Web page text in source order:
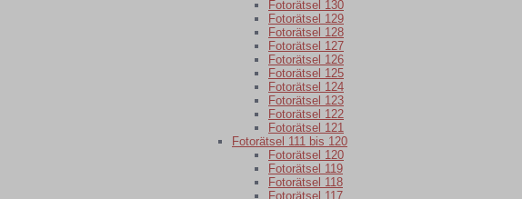
Fotorätsel 130
Fotorätsel 129
Fotorätsel 128
Fotorätsel 127
Fotorätsel 126
Fotorätsel 125
Fotorätsel 124
Fotorätsel 123
Fotorätsel 122
Fotorätsel 121
Fotorätsel 111 bis 120
Fotorätsel 120
Fotorätsel 119
Fotorätsel 118
Fotorätsel 117